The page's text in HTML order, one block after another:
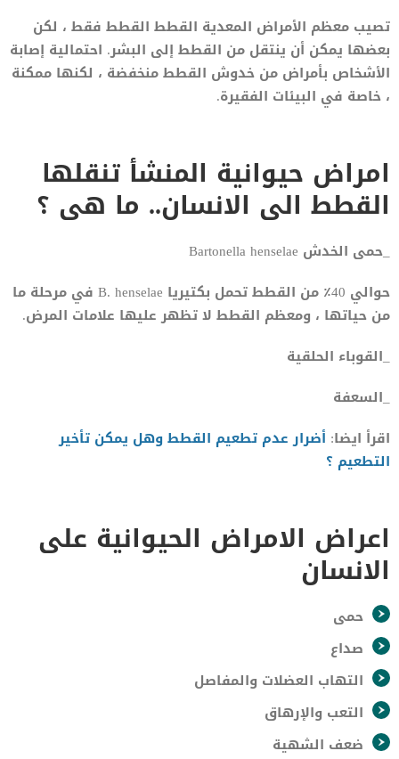
تصيب معظم الأمراض المعدية القطط القطط فقط ، لكن
بعضها يمكن أن ينتقل من القطط إلى البشر. احتمالية إصابة
الأشخاص بأمراض من خدوش القطط منخفضة ، لكنها ممكنة
، خاصة في البيئات الفقيرة.
امراض حيوانية المنشأ تنقلها
القطط الى الانسان.. ما هى ؟
_حمى الخدش Bartonella henselae
حوالي 40٪ من القطط تحمل بكتيريا B. henselae في مرحلة ما
من حياتها ، ومعظم القطط لا تظهر عليها علامات المرض.
_القوباء الحلقية
_السعفة
اقرأ ايضا: أضرار عدم تطعيم القطط وهل يمكن تأخير
التطعيم ؟
اعراض الامراض الحيوانية على
الانسان
حمى
صداع
التهاب العضلات والمفاصل
التعب والإرهاق
ضعف الشهية